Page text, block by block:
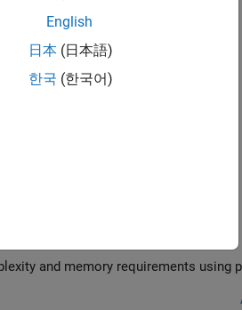
English
日本 (日本語)
한국 (한국어)